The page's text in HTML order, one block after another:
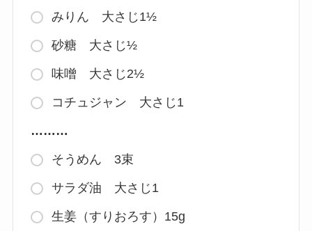
みりん 大さじ1½
砂糖 大さじ½
味噌 大さじ2½
コチュジャン 大さじ1
………
そうめん 3束
サラダ油 大さじ1
生姜（すりおろす）15g